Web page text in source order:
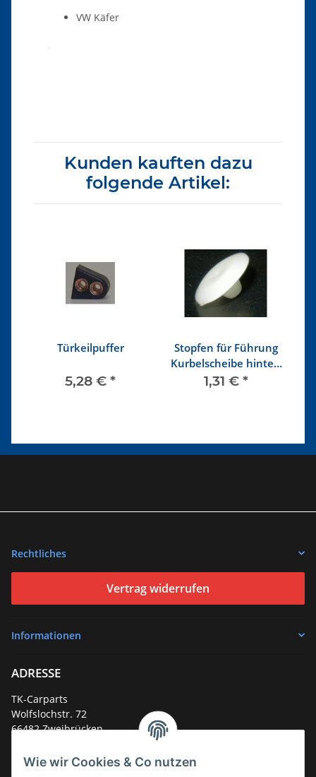
Wie wir Cookies & Co nutzen
VW Käfer
Kunden kauften dazu
folgende Artikel:
Türkeilpuffer
5,28 € *
Stopfen für Führung
Kurbelscheibe hinten
im Fensterrahmen
1,31 € *
Rechtliches
Vertrag widerrufen
Informationen
ADRESSE
TK-Carparts
Wolfslochstr. 72
66482 Zweibrücken
Service-Hotline +49 (0)6332 - 48 58 48